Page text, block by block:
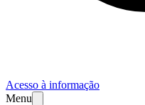
Acesso à informação
Menu